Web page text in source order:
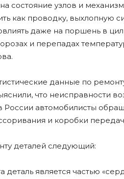
состояние узлов и
как проводку, выхлопную
даже на поршень в
и перепадах
данные по
что неисправности
России автомобилисты
и коробки
деталей следующий:
деталь является частью